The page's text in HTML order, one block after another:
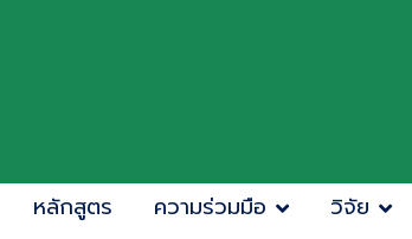
หลักสูตร ความร่วมมือ วิจัย